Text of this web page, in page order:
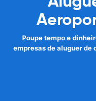
Poupe tempo e
empresas de aluguer de